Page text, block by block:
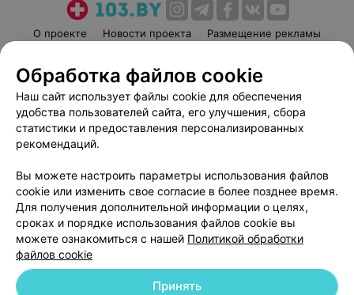
О проекте Новости проекта
Размещение рекламы
Пользовательское соглашение
Способы оплаты
Вакансии
Партнеры
Написать руководителю 103.by
Обработка персональных данных
Обработка файлов cookie
Наш сайт использует файлы cookie для обеспечения
удобства пользователей сайта, его улучшения, сбора
статистики и предоставления персонализированных
рекомендаций.
Вы можете настроить параметры использования файлов
cookie или изменить свое согласие в более позднее время.
Для получения дополнительной информации о целях,
сроках и порядке использования файлов cookie вы
можете ознакомиться с нашей Политикой обработки
файлов cookie
Принять